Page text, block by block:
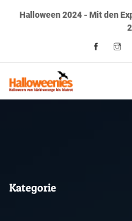
Halloween 2024 - Mit den
Kategorie